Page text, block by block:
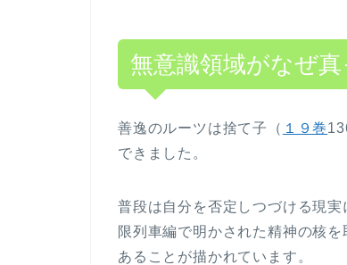
無意識領域がなぜ
善逸のルーツは捨て子（ １９巻
できました。
普段は自分を否定しつづける現
限列車編で明かされた精神の核
あることが描かれています。